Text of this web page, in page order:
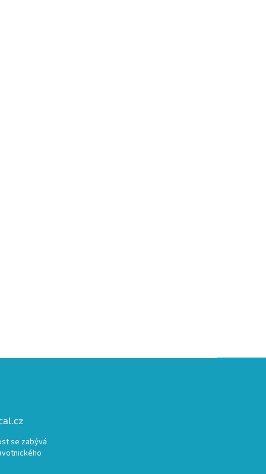
se zabývá